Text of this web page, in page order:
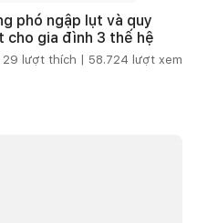
phó ngập lụt và quy
cho gia đình 3 thế hệ
29 lượt thích | 58.724 lượt xem